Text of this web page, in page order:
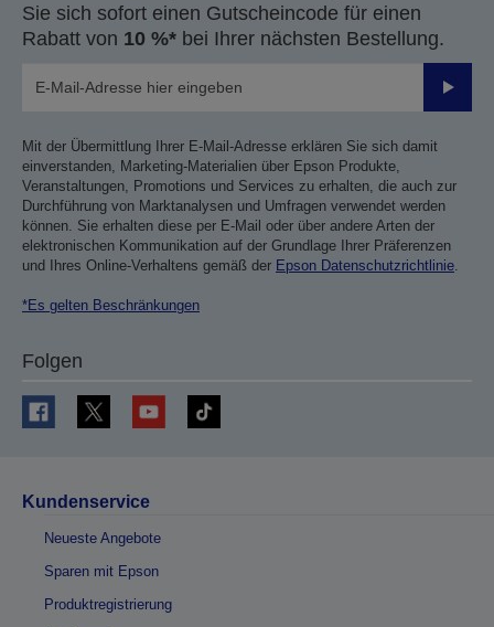
Sie sich sofort einen Gutscheincode für einen
Rabatt von 10 %* bei Ihrer nächsten Bestellung.
Mit der Übermittlung Ihrer E-Mail-Adresse erklären Sie sich damit
einverstanden, Marketing-Materialien über Epson Produkte,
Veranstaltungen, Promotions und Services zu erhalten, die auch zur
Durchführung von Marktanalysen und Umfragen verwendet werden
können. Sie erhalten diese per E-Mail oder über andere Arten der
elektronischen Kommunikation auf der Grundlage Ihrer Präferenzen
und Ihres Online-Verhaltens gemäß der Epson Datenschutzrichtlinie
*Es gelten Beschränkungen
Folgen
Kundenservice
Neueste Angebote
Sparen mit Epson
Produktregistrierung